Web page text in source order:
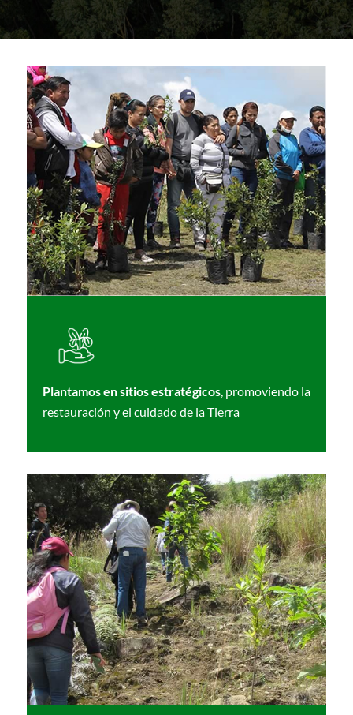
Plantamos en sitios estratégicos, promoviendo la
restauración y el cuidado de la Tierra